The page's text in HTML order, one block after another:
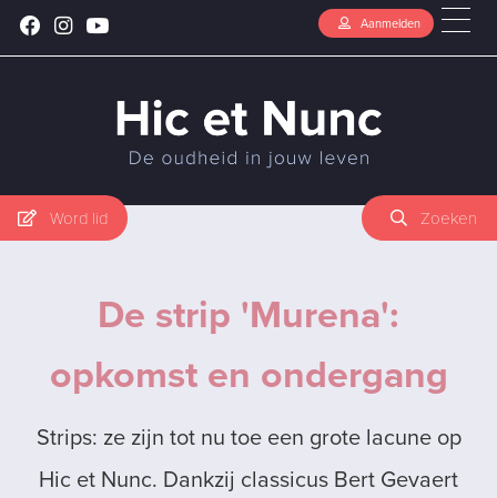
Aanmelden
Word lid Zoeken
De strip 'Murena':
opkomst en ondergang
Strips: ze zijn tot nu toe een grote lacune op
Hic et Nunc. Dankzij classicus Bert Gevaert